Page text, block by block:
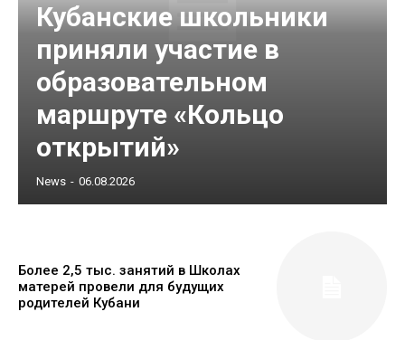
Кубанские школьники
приняли участие в
образовательном
маршруте «Кольцо
открытий»
News - 06.08.2026
Более 2,5 тыс. занятий в Школах
матерей провели для будущих
родителей Кубани